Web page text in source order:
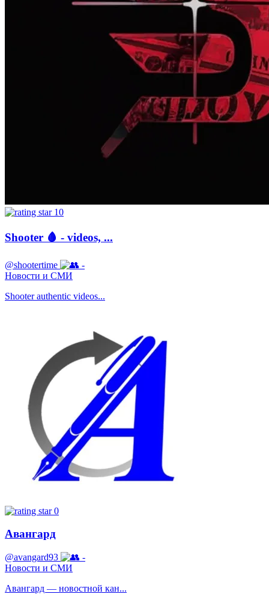
10
Shooter 🩸 - videos, ...
@shootertime
-
Новости и СМИ
Shooter authentic videos...
0
Авангард
@avangard93
-
Новости и СМИ
Авангард — новостной кан...